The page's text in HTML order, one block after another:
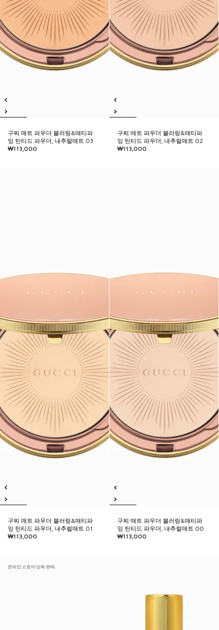
구찌 매트 파우더 블러링&매티파
잉 틴티드 파우더, 내추럴매트 03
₩113,000
구찌 매트 파우더 블러링&매티파
잉 틴티드 파우더, 내추럴매트 02
₩113,000
구찌 매트 파우더 블러링&매티파
잉 틴티드 파우더, 내추럴매트 01
₩113,000
구찌 매트 파우더 블러링&매티파
잉 틴티드 파우더, 내추럴매트 00
₩113,000
온라인 스토어 단독 판매